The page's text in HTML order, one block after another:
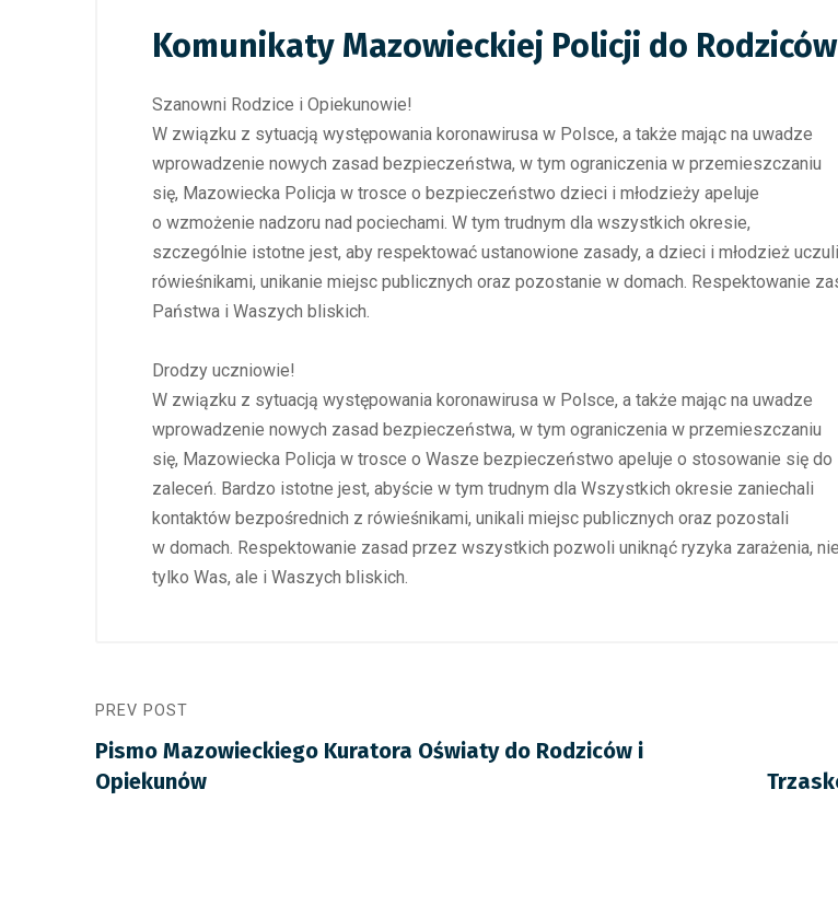
Komunikaty Mazowieckiej Policji do
Szanowni Rodzice i Opiekunowie!
W związku z sytuacją występowania koronawirusa w Polsce, a także mając na uwadze
wprowadzenie nowych zasad bezpieczeństwa, w tym ograniczenia w przemieszczaniu
się, Mazowiecka Policja w trosce o bezpieczeństwo dzieci i młodzieży apeluje
o wzmożenie nadzoru nad pociechami. W tym trudnym dla wszystkich okresie,
szczególnie istotne jest, aby respektować ustanowione zasady, a dzieci i młodzież
rówieśnikami, unikanie miejsc publicznych oraz pozostanie w domach. Respektowanie
Państwa i Waszych bliskich.
Drodzy uczniowie!
W związku z sytuacją występowania koronawirusa w Polsce, a także mając na uwadze
wprowadzenie nowych zasad bezpieczeństwa, w tym ograniczenia w przemieszczaniu
się, Mazowiecka Policja w trosce o Wasze bezpieczeństwo apeluje o stosowanie się do
zaleceń. Bardzo istotne jest, abyście w tym trudnym dla Wszystkich okresie zaniechali
kontaktów bezpośrednich z rówieśnikami, unikali miejsc publicznych oraz pozostali
w domach. Respektowanie zasad przez wszystkich pozwoli uniknąć ryzyka zarażenia, nie
tylko Was, ale i Waszych bliskich.
PREV POST
Pismo Mazowieckiego Kuratora Oświaty do Rodziców i
Opiekunów